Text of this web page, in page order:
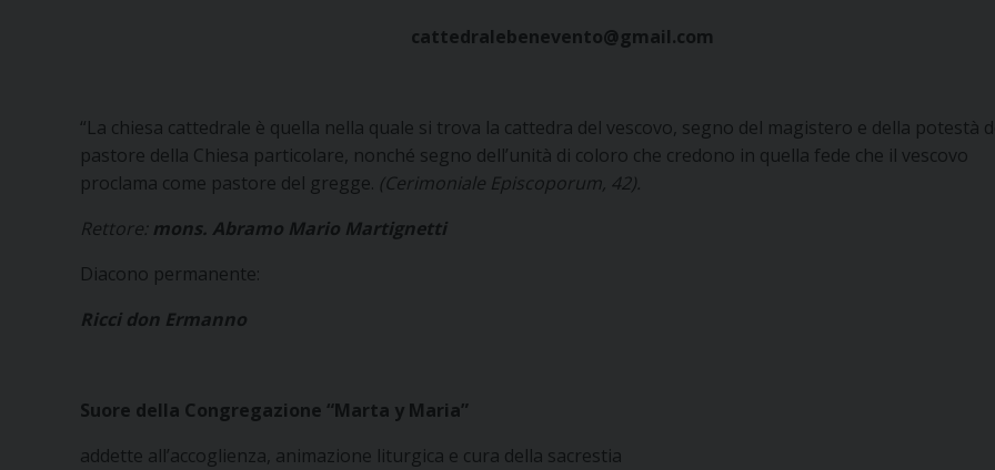
cattedralebenevento@gmail.com
“La chiesa cattedrale è quella nella quale si trova la cattedra del vescovo, segno del magistero e della potestà
pastore della Chiesa particolare, nonché segno dell’unità di coloro che credono in quella fede che il vescovo
proclama come pastore del gregge. (Cerimoniale Episcoporum, 42).
Rettore: mons. Abramo Mario Martignetti
Diacono permanente:
Ricci don Ermanno
Suore della Congregazione “Marta y Maria”
addette all’accoglienza, animazione liturgica e cura della sacrestia